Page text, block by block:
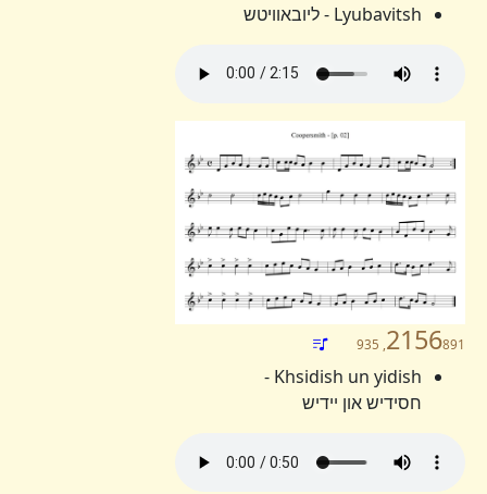
Lyubavitsh - ליובאוויטש
2156
Khsidish un yidish -
חסידיש און יידיש